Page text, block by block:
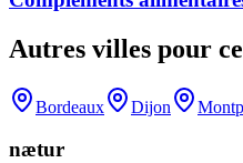
Autres villes pour
Bordeaux Dijon
nætur